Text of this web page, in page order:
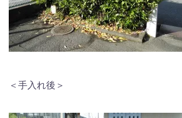
＜手入れ後＞